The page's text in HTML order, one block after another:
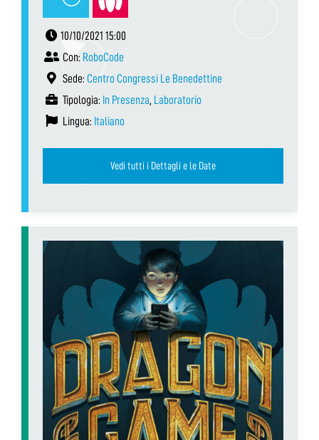
10/10/2021 15:00
Con: RoboCode
Sede: Centro Congressi Le Benedettine
Tipologia: In Presenza, Laboratorio
Lingua: Italiano
Vedi tutti i Dettagli e le Date